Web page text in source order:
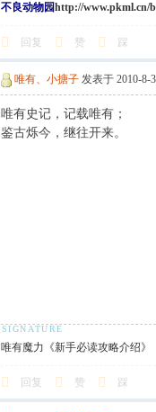
不良动物园http://www.pkml.cn/
回复 赞 踩
唯有、小搪子 发表于 2010-8-
唯有史记，记载唯有；
鉴古烁今，继往开来。
唯有魔力《新手必读攻略介绍》
回复 赞 踩